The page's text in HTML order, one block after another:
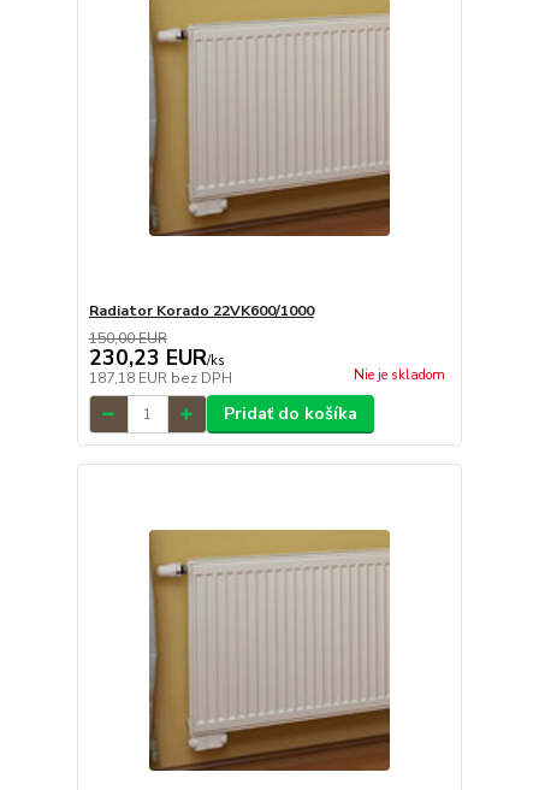
Radiator Korado 22VK600/1000
150,00 EUR
230,23 EUR/ks
187,18 EUR bez DPH Nie je skladom
Pridať do košíka